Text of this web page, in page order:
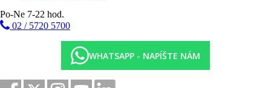
Po-Ne 7-22 hod.
02 / 5720 5700
WHATSAPP - NAPÍŠTE NÁM